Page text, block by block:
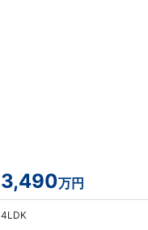
3,490万円
4LDK